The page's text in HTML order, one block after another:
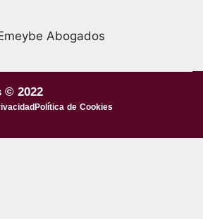
© 2022
Política de Cookies